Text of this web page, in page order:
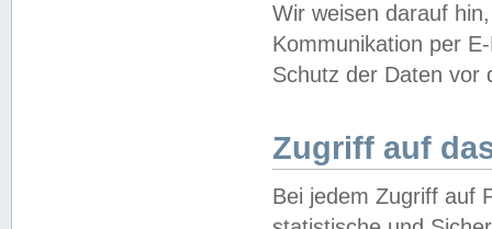
Wir weisen darauf
Kommunikation per
Schutz der Daten vor
Zugriff auf
Bei jedem Zugriff auf